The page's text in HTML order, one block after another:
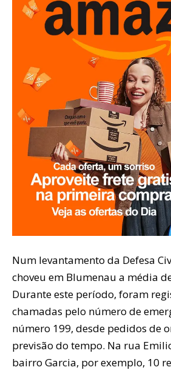
Num levantamento da Defesa
choveu em Blumenau a média
Durante este período, foram
chamadas pelo número de
número 199, desde pedidos de
previsão do tempo. Na rua
bairro Garcia, por exemplo, 10